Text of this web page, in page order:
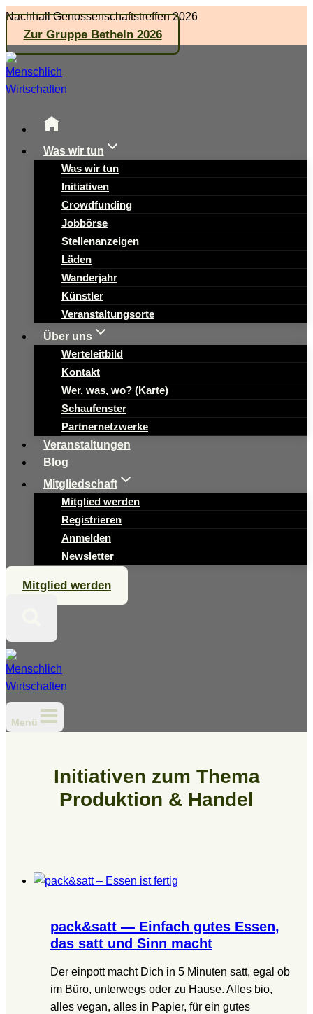
Zum
Inhalt
springen
Nachhall Genossenschaftstreffen 2026
Zur Gruppe Betheln 2026
Was wir tun
Was wir tun
Initiativen
Crowdfunding
Jobbörse
Stellenanzeigen
Läden
Wanderjahr
Künstler
Veranstaltungsorte
Über uns
Werteleitbild
Kontakt
Wer, was, wo? (Karte)
Schaufenster
Partnernetzwerke
Veranstaltungen
Blog
Mitgliedschaft
Mitglied werden
Registrieren
Anmelden
Newsletter
Mitglied werden
Menü
Initiativen zum Thema
Produktion & Handel
pack&satt — Einfach gutes Essen,
das satt und Sinn macht
Der einpott macht Dich in 5 Minuten satt, egal ob
im Büro, unterwegs oder zu Hause. Alles bio,
alles vegan, alles in Papier, für ein gutes